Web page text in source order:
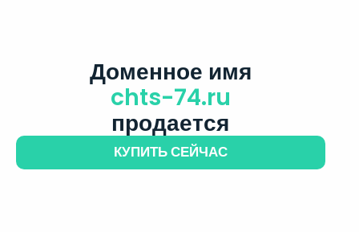
Доменное имя
chts-74.ru
продается
КУПИТЬ СЕЙЧАС